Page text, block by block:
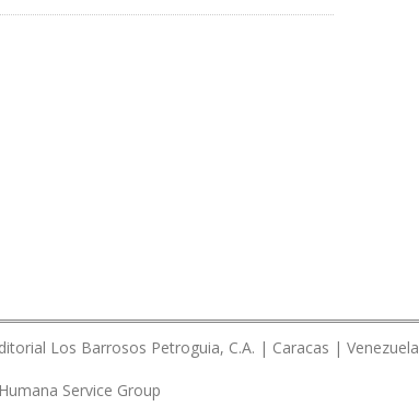
Los Barrosos Petroguia, C.A. | Caracas | Venezuela
Service Group